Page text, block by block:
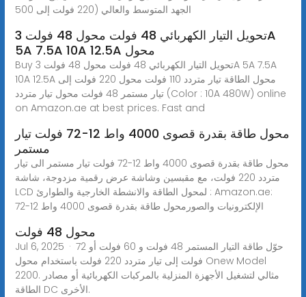
الجهد المتوسط والعالي (220 فولت إلى 500
تحويل التيار الكهربائي 48 فولت محول 48 فولت 3A
5A 7.5A 10A 12.5A محول
Buy تحويل التيار الكهربائي 48 فولت محول 48 فولت 3A 5A 7.5A
10A 12.5A محول الطاقة تيار متردد 110 فولت محول 220 فولت إلى
تيار مستمر 48 فولت محول تيار متردد (Color : 10A 480W) online
on Amazon.ae at best prices. Fast and
محول طاقة بقدرة قصوى 4000 واط 12-72 فولت تيار
مستمر
محول طاقة بقدرة قصوى 4000 واط 12-72 فولت تيار مستمر الى تيار
متردد 220 فولت، مع مقبسين وشاشة عرض رقمية مزدوجة، شاشة
LCD لمحول الطاقة والانشطة الخارجية والطوارئ : Amazon.ae:
الإلكترونيات والصورمحول طاقة بقدرة قصوى 4000 واط 12-72
محول 48 فولت
Jul 6, 2025 · حوّل طاقة التيار المستمر 48 فولت و 60 فولت أو 72
فولت إلى تيار متردد 220 فولت باستخدام محول Onew Model
2200. مثالي لتشغيل الأجهزة المنزلية بالمركبات الكهربائية أو مصادر
الطاقة DC الأخرى.